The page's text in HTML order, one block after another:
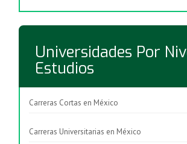
Universidades Por
Estudios
Carreras Cortas en México
Carreras Universitarias en México